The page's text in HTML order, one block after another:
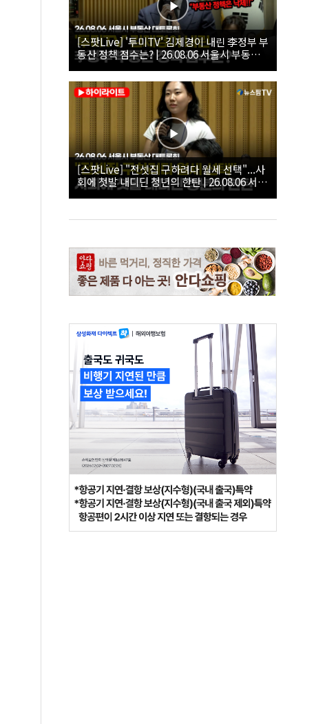
[스팟Live] '투미TV' 김제경이 내린 李정부 부
동산 정책 점수는? | 26.08.06 서울시 부동산
대토론회
[스팟Live] "전셋집 구하려다 월세 선택"...사
회에 첫발 내디딘 청년의 한탄 | 26.08.06 서울
시 부동산 대토론회